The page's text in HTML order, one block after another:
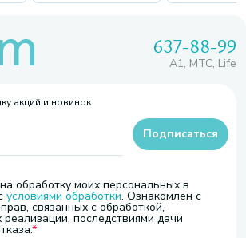
637-88-99
A1, МТС, Life
акций и новинок
обработку моих персональных в
условиями обработки. Ознакомлен с
связанных с обработкой,
последствиями дачи
Подписаться